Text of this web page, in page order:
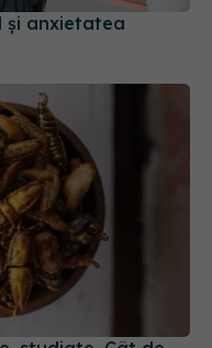
studiate. Cât de